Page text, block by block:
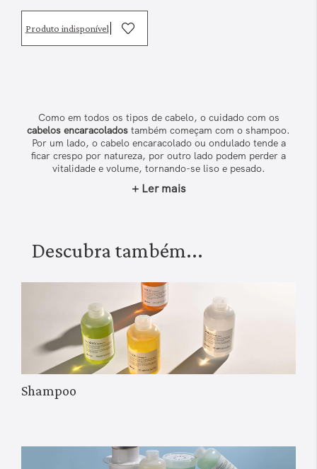
Produto indisponível
Como em todos os tipos de cabelo, o cuidado com os
cabelos encaracolados também começam com o shampoo.
Por um lado, o cabelo encaracolado ou ondulado tende a
ficar crespo por natureza, por outro lado podem perder a
vitalidade e volume, tornando-se liso e pesado.
na sua rotina de beleza não pode prescindir de um
shampoo e condicionador num só produto.
condicionador, deve aplicar uma máscara.
Se o seu objetivo são caracóis mais definidos, elásticos e
, complete a sua rotina com um sérum ou creme.
Como alternativa, pode hidratar e nutrir o cabelo com um
óleo para cabelo ou um tratamento hidratante e nutritivo.
No entanto, os produtos de styling são essenciais para
caracóis e ondas bem definidas.
Antes de secar, aplique um dos nossos produtos específicos
+ Ler mais
Descubra também...
Shampoo